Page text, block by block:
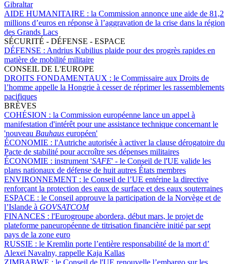
Gibraltar
AIDE HUMANITAIRE : la Commission annonce une aide de 81,2
millions d’euros en réponse à l’aggravation de la crise dans la région
des Grands Lacs
SÉCURITÉ - DÉFENSE - ESPACE
DÉFENSE : Andrius Kubilius plaide pour des progrès rapides en
matière de mobilité militaire
CONSEIL DE L'EUROPE
DROITS FONDAMENTAUX : le Commissaire aux Droits de
l’homme appelle la Hongrie à cesser de réprimer les rassemblements
pacifiques
BRÈVES
COHÉSION : la Commission européenne lance un appel à
manifestation d'intérêt pour une assistance technique concernant le
'nouveau Bauhaus européen'
ÉCONOMIE : l'Autriche autorisée à activer la clause dérogatoire du
Pacte de stabilité pour accroître ses dépenses militaires
ÉCONOMIE : instrument 'SAFE' - le Conseil de l'UE valide les
plans nationaux de défense de huit autres États membres
ENVIRONNEMENT : le Conseil de l’UE entérine la directive
renforçant la protection des eaux de surface et des eaux souterraines
ESPACE : le Conseil approuve la participation de la Norvège et de
l’Islande à GOVSATCOM
FINANCES : l'Eurogroupe abordera, début mars, le projet de
plateforme paneuropéenne de titrisation financière initié par sept
pays de la zone euro
RUSSIE : le Kremlin porte l’entière responsabilité de la mort d’
Alexeï Navalny, rappelle Kaja Kallas
ZIMBABWE : le Conseil de l'UE renouvelle l’embargo sur les